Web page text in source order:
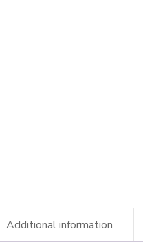
Additional information